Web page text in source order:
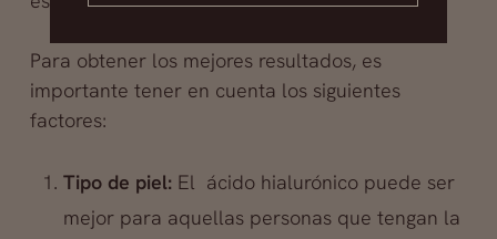
Para obtener los mejores resultados, es
importante tener en cuenta los siguientes
factores:
Tipo de piel: El ácido hialurónico puede ser
mejor para aquellas personas que tengan la